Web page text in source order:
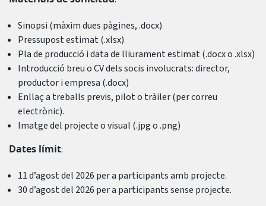
Sinopsi (màxim dues pàgines, .docx)
Pressupost estimat (.xlsx)
Pla de producció i data de lliurament estimat (.docx o .xlsx)
Introducció breu o CV dels socis involucrats: director,
productor i empresa (.docx)
Enllaç a treballs previs, pilot o tràiler (per correu
electrònic).
Imatge del projecte o visual (.jpg o .png)
Dates límit:
11 d’agost del 2026 per a participants amb projecte.
30 d’agost del 2026 per a participants sense projecte.